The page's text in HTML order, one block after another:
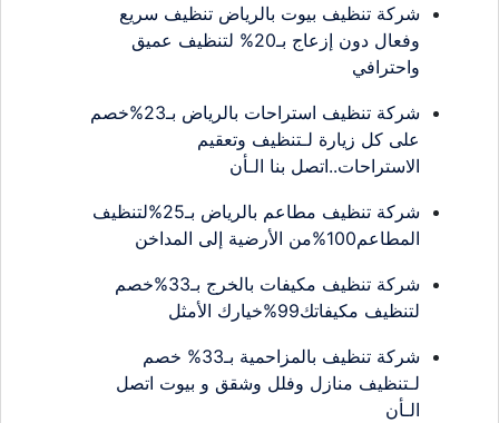
شركة تنظيف بيوت بالرياض تنظيف سريع
وفعال دون إزعاج بـ20% لتنظيف عميق
واحترافي
شركة تنظيف استراحات بالرياض بـ23%خصم
على كل زيارة لـتنظيف وتعقيم
الاستراحات..اتصل بنا الـأن
شركة تنظيف مطاعم بالرياض بـ25%لتنظيف
المطاعم100%من الأرضية إلى المداخن
شركة تنظيف مكيفات بالخرج بـ33%خصم
لتنظيف مكيفاتك99%خيارك الأمثل
شركة تنظيف بالمزاحمية بـ33% خصم
لـتنظيف منازل وفلل وشقق و بيوت اتصل
الـأن